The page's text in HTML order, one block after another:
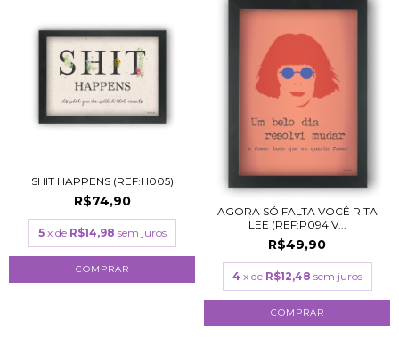
SHIT HAPPENS (REF:H005)
R$74,90
5 x de R$14,98 sem juros
COMPRAR
AGORA SÓ FALTA VOCÊ RITA
LEE (REF:P094|V...
R$49,90
4 x de R$12,48 sem juros
COMPRAR